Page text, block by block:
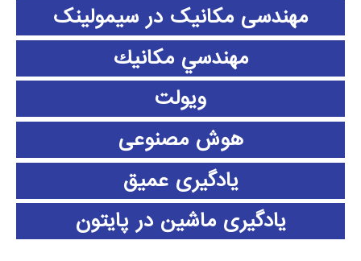
مهندسی مکانیک در سیمولینک
مهندسي مكانيك
ویولت
هوش مصنوعی
یادگیری عمیق
یادگیری ماشین در پایتون